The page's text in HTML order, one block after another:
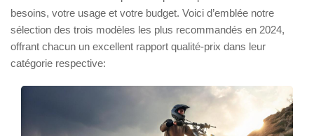
Blog
besoins, votre usage et votre budget. Voici d’emblée notre
sélection des trois modèles les plus recommandés en 2024,
offrant chacun un excellent rapport qualité-prix dans leur
catégorie respective: